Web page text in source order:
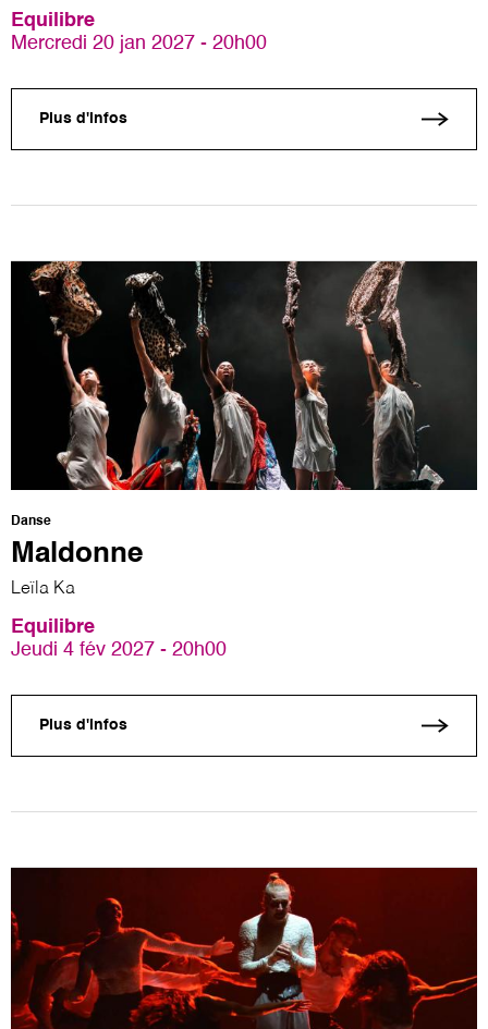
Equilibre
Mercredi 20 jan 2027 - 20h00
Plus d'infos
Danse
Maldonne
Leïla Ka
Equilibre
Jeudi 4 fév 2027 - 20h00
Plus d'infos